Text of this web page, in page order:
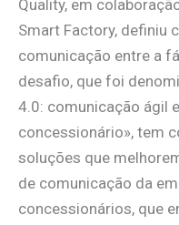
Quality, em
Smart Factory, definiu
comunicação entre a
desafio, que foi
4.0: comunicação ágil
concessionário», tem
soluções que
de comunicação da
concessionários, que